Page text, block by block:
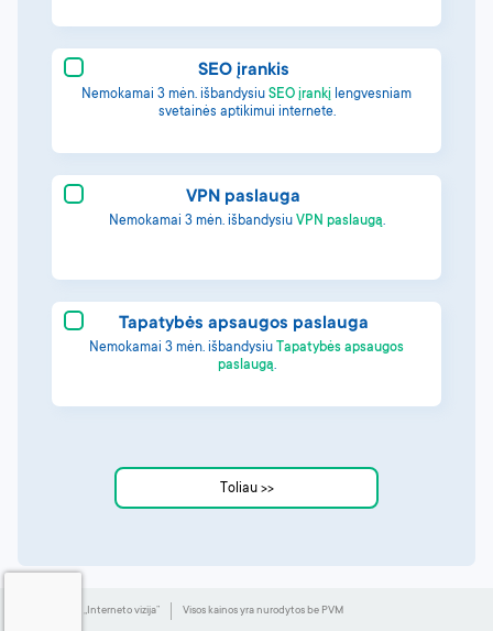
SEO įrankis
Nemokamai 3 mėn. išbandysiu SEO įrankį lengvesniam
svetainės aptikimui internete.
VPN paslauga
Nemokamai 3 mėn. išbandysiu VPN paslaugą.
Tapatybės apsaugos paslauga
Nemokamai 3 mėn. išbandysiu Tapatybės apsaugos
paslaugą.
UAB „Interneto vizija” Visos kainos yra nurodytos be PVM